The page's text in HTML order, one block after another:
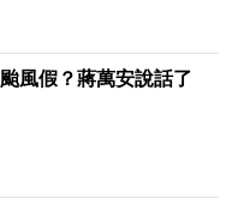
風假？蔣萬安說話了